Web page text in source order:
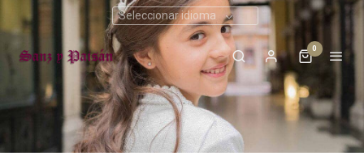
Seleccionar idioma
0